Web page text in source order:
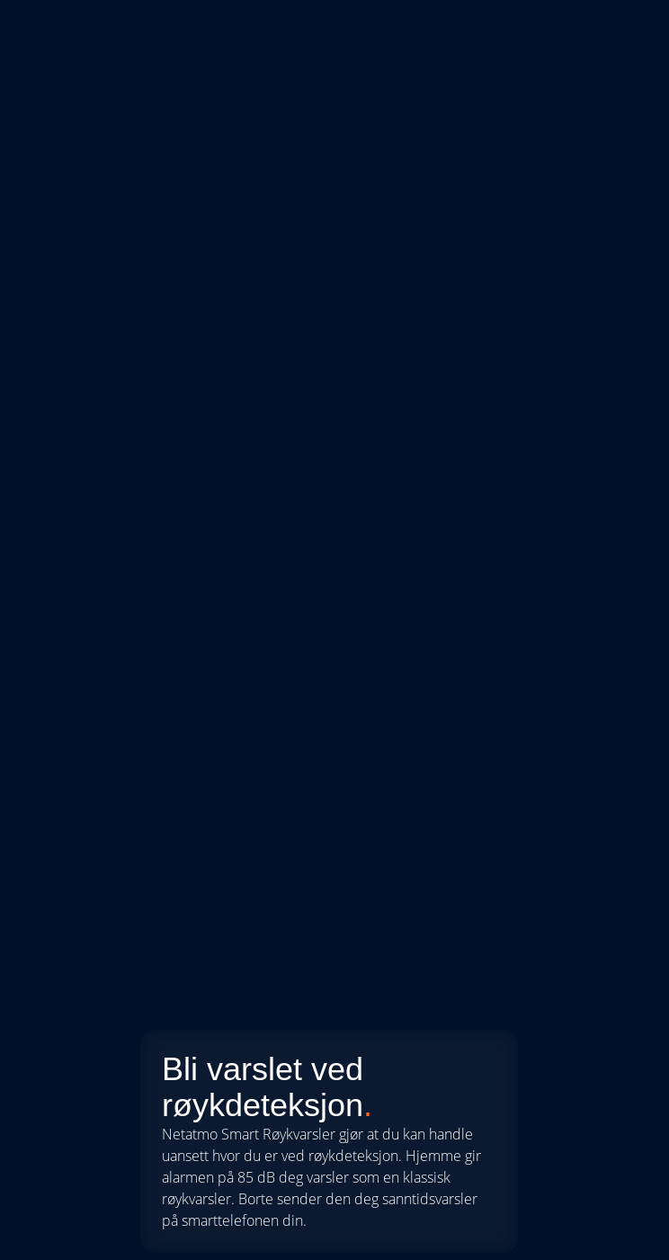
Bli varslet ved
røykdeteksjon.
Netatmo Smart Røykvarsler gjør at du kan handle
uansett hvor du er ved røykdeteksjon. Hjemme gir
alarmen på 85 dB deg varsler som en klassisk
røykvarsler. Borte sender den deg sanntidsvarsler
på smarttelefonen din.